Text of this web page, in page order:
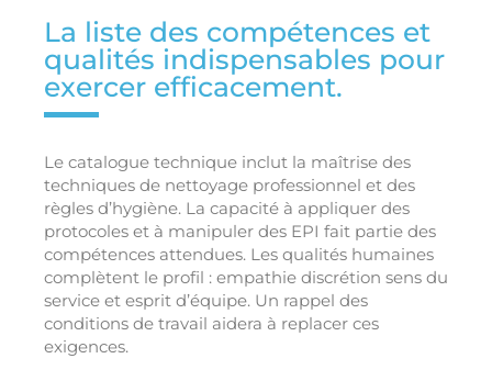
La liste des compétences et
qualités indispensables pour
exercer efficacement.
Le catalogue technique inclut la maîtrise des
techniques de nettoyage professionnel et des
règles d’hygiène. La capacité à appliquer des
protocoles et à manipuler des EPI fait partie des
compétences attendues. Les qualités humaines
complètent le profil : empathie discrétion sens du
service et esprit d’équipe. Un rappel des
conditions de travail aidera à replacer ces
exigences.